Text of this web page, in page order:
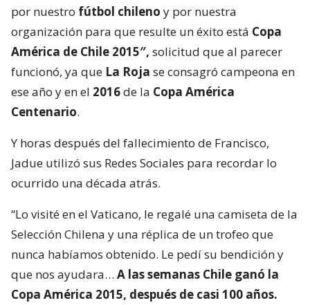
por nuestro fútbol chileno y por nuestra
organización para que resulte un éxito está Copa
América de Chile 2015″, solicitud que al parecer
funcionó, ya que La Roja se consagró campeona en
ese año y en el 2016de la Copa América
Centenario.
Y horas después del fallecimiento de Francisco,
Jadue utilizó sus Redes Sociales para recordar lo
ocurrido una década atrás.
“Lo visité en el Vaticano, le regalé una camiseta de la
Selección Chilena y una réplica de un trofeo que
nunca habíamos obtenido. Le pedí su bendición y
que nos ayudara… A las semanas Chile ganó la
Copa América 2015, después de casi 100 años.